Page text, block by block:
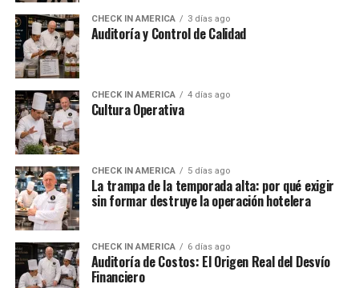
CHECK IN AMERICA 3 días ago
Auditoría y Control de Calidad
CHECK IN AMERICA 4 días ago
Cultura Operativa
CHECK IN AMERICA 5 días ago
La trampa de la temporada alta: por qué exigir
sin formar destruye la operación hotelera
CHECK IN AMERICA 6 días ago
Auditoría de Costos: El Origen Real del Desvío
Financiero